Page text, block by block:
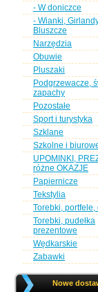
- W doniczce
- Wianki,
Bluszcze
Narzędzia
Obuwie
Pluszaki
Podgrzewacze,
zapachy
Pozostałe
Sport i turystyka
Szklane
Szkolne i
UPOMINKI,
różne OKAZJE
Papiernicze
Tekstylia
Torebki, portfele,
Torebki, pudełka
prezentowe
Wędkarskie
Zabawki
Nowe